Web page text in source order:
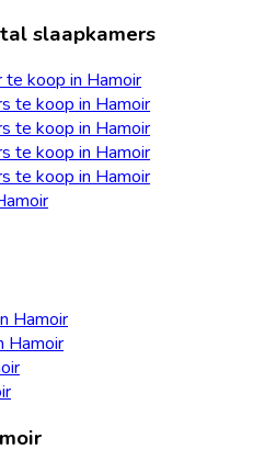
slaapkamers
koop in Hamoir
te koop in Hamoir
te koop in Hamoir
te koop in Hamoir
te koop in Hamoir
Hamoir
Hamoir